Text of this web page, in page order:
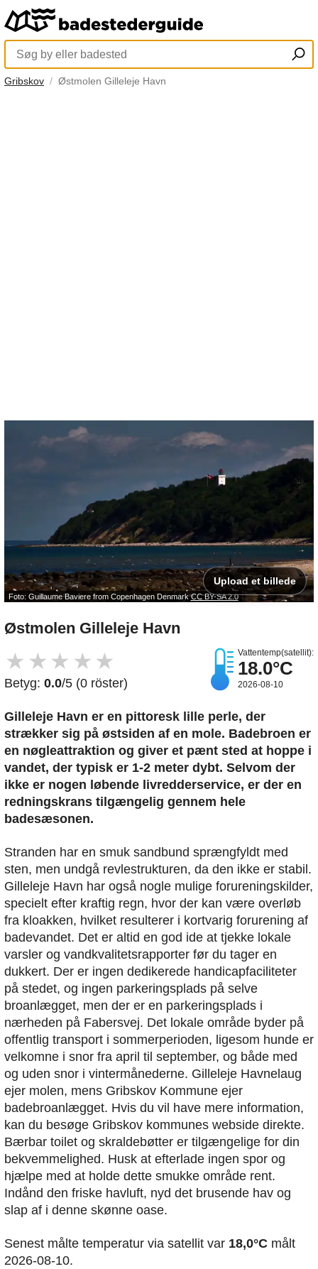
Gribskov Østmolen Gilleleje Havn
Foto: Guillaume Baviere from Copenhagen DenmarkCC BY-SA 2.0
Upload et billede
Østmolen Gilleleje Havn
★ ★ ★ ★ ★
Betyg: 0.0/5 (0 röster)
Vattentemp(satellit):
18.0°C
2026-08-10
Gilleleje Havn er en pittoresk lille perle, der
strækker sig på østsiden af en mole. Badebroen er
en nøgleattraktion og giver et pænt sted at hoppe i
vandet, der typisk er 1-2 meter dybt. Selvom der
ikke er nogen løbende livredderservice, er der en
redningskrans tilgængelig gennem hele
badesæsonen.
Stranden har en smuk sandbund sprængfyldt med
sten, men undgå revlestrukturen, da den ikke er stabil.
Gilleleje Havn har også nogle mulige forureningskilder,
specielt efter kraftig regn, hvor der kan være overløb
fra kloakken, hvilket resulterer i kortvarig forurening af
badevandet. Det er altid en god ide at tjekke lokale
varsler og vandkvalitetsrapporter før du tager en
dukkert. Der er ingen dedikerede handicapfaciliteter
på stedet, og ingen parkeringsplads på selve
broanlægget, men der er en parkeringsplads i
nærheden på Fabersvej. Det lokale område byder på
offentlig transport i sommerperioden, ligesom hunde er
velkomne i snor fra april til september, og både med
og uden snor i vintermånederne. Gilleleje Havnelaug
ejer molen, mens Gribskov Kommune ejer
badebroanlægget. Hvis du vil have mere information,
kan du besøge Gribskov kommunes webside direkte.
Bærbar toilet og skraldebøtter er tilgængelige for din
bekvemmelighed. Husk at efterlade ingen spor og
hjælpe med at holde dette smukke område rent.
Indånd den friske havluft, nyd det brusende hav og
slap af i denne skønne oase.
Senest målte temperatur via satellit var 18,0°C målt
2026-08-10.